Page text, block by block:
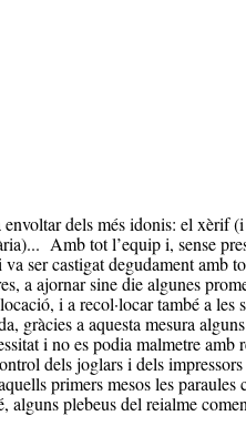
dels més idonis: el xèrif
Amb tot l’equip i, sense
ser castigat degudament amb
a ajornar sine die algunes
i a recol·locar també a
gràcies a aquesta mesura
i no es podia malmetre
dels joglars i dels
primers mesos les paraules
plebeus del reialme